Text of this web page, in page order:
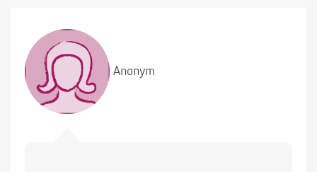
Anonym